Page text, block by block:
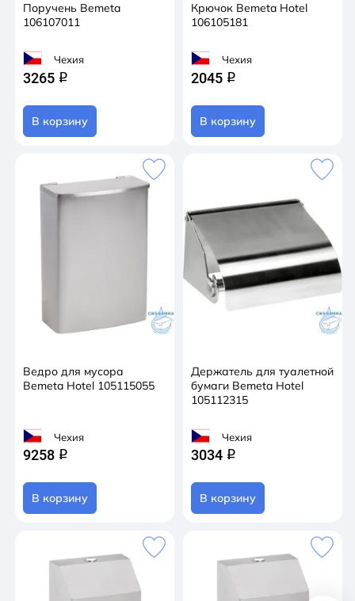
Поручень Bemeta
106107011
Чехия
3265 q
В корзину
Крючок Bemeta Hotel
106105181
Чехия
2045 q
В корзину
Ведро для мусора
Bemeta Hotel 105115055
Чехия
9258 q
В корзину
Держатель для туалетной
бумаги Bemeta Hotel
105112315
Чехия
3034 q
В корзину